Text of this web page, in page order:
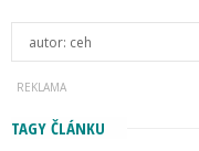
autor: ceh
TAGY ČLÁNKU